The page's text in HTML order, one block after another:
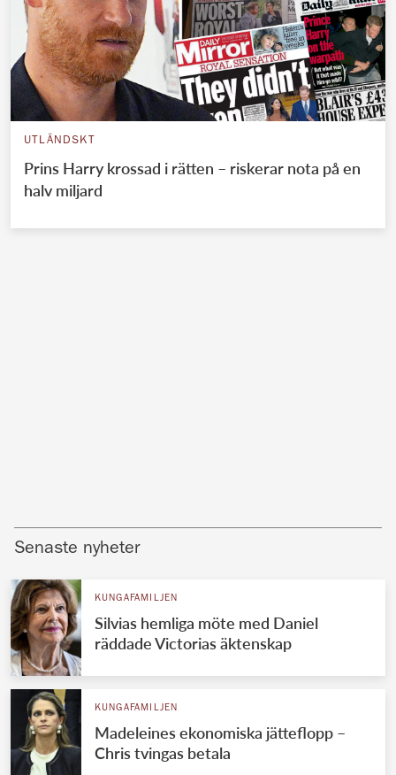
UTLÄNDSKT
Prins Harry krossad i rätten – riskerar nota på en
halv miljard
Senaste nyheter
KUNGAFAMILJEN
Silvias hemliga möte med Daniel
räddade Victorias äktenskap
KUNGAFAMILJEN
Madeleines ekonomiska jätteflopp –
Chris tvingas betala